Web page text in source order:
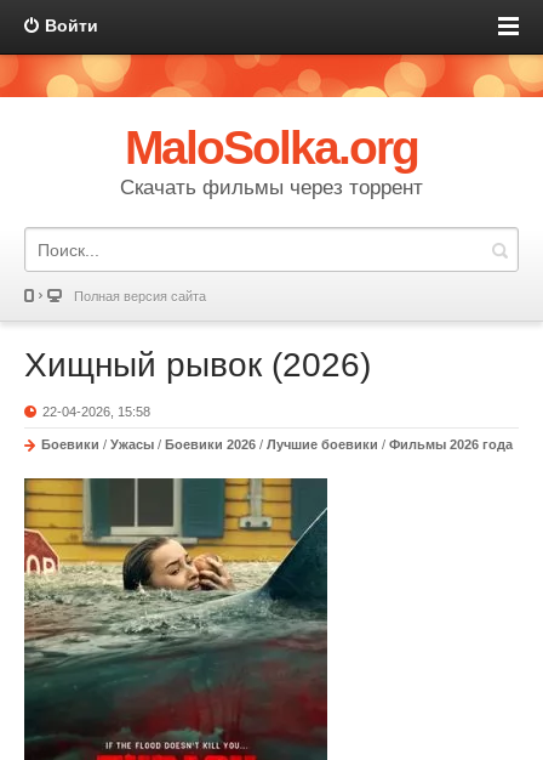
Войти
MaloSolka.org
Скачать фильмы через торрент
Полная версия сайта
Хищный рывок (2026)
22-04-2026, 15:58
Боевики / Ужасы / Боевики 2026 / Лучшие боевики / Фильмы 2026 года